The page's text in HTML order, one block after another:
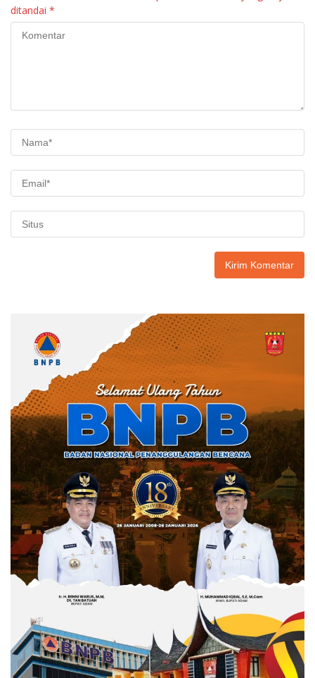
ditandai *